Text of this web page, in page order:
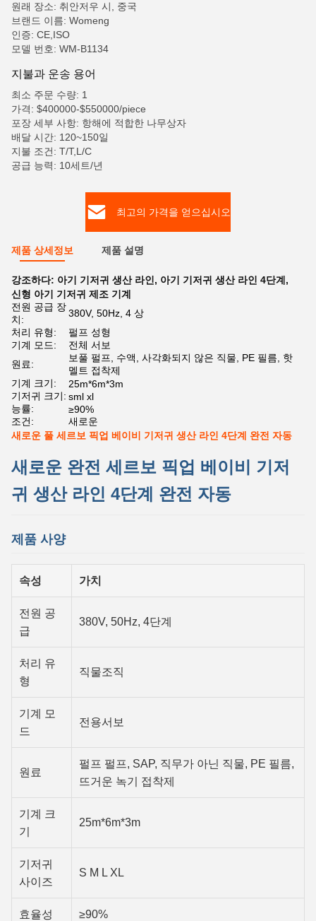
원래 장소: 취안저우 시, 중국
브랜드 이름: Womeng
인증: CE,ISO
모델 번호: WM-B1134
지불과 운송 용어
최소 주문 수량: 1
가격: $400000-$550000/piece
포장 세부 사항: 항해에 적합한 나무상자
배달 시간: 120~150일
지불 조건: T/T,L/C
공급 능력: 10세트/년
최고의 가격을 얻으십시오
제품 상세정보 제품 설명
강조하다: 아기 기저귀 생산 라인 , 아기 기저귀 생산 라인 4단계 ,
신형 아기 기저귀 제조 기계
전원 공급 장
치:
380V, 50Hz, 4 상
처리 유형:
펄프 성형
기계 모드:
전체 서보
원료:
보풀 펄프, 수액, 사각화되지 않은 직물, PE 필름, 핫
멜트 접착제
기계 크기:
25m*6m*3m
기저귀 크기: sml xl
능률:
≥90%
조건:
새로운
새로운 풀 세르보 픽업 베이비 기저귀 생산 라인 4단계 완전 자동
새로운 완전 세르보 픽업 베이비 기저
귀 생산 라인 4단계 완전 자동
제품 사양
속성 가치
전원 공
급
380V, 50Hz, 4단계
처리 유
형
직물조직
기계 모
드
전용서보
원료
펄프 펄프, SAP, 직무가 아닌 직물, PE 필름,
뜨거운 녹기 접착제
기계 크
기
25m*6m*3m
기저귀
사이즈
S M L XL
효율성 ≥90%